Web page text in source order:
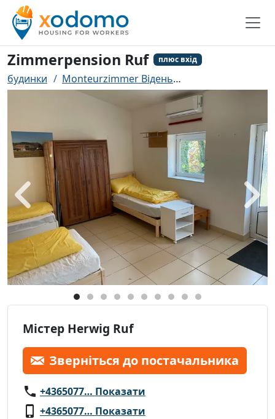
Zimmerpension Ruf плюс вхід
будинки Monteurzimmer Відень
назад
Містер Herwig Ruf
Зверніться до постачальника
+4365077… Показати
+4365077… Показати